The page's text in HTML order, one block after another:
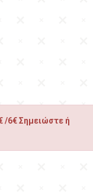
/6€ Σημειώστε ή